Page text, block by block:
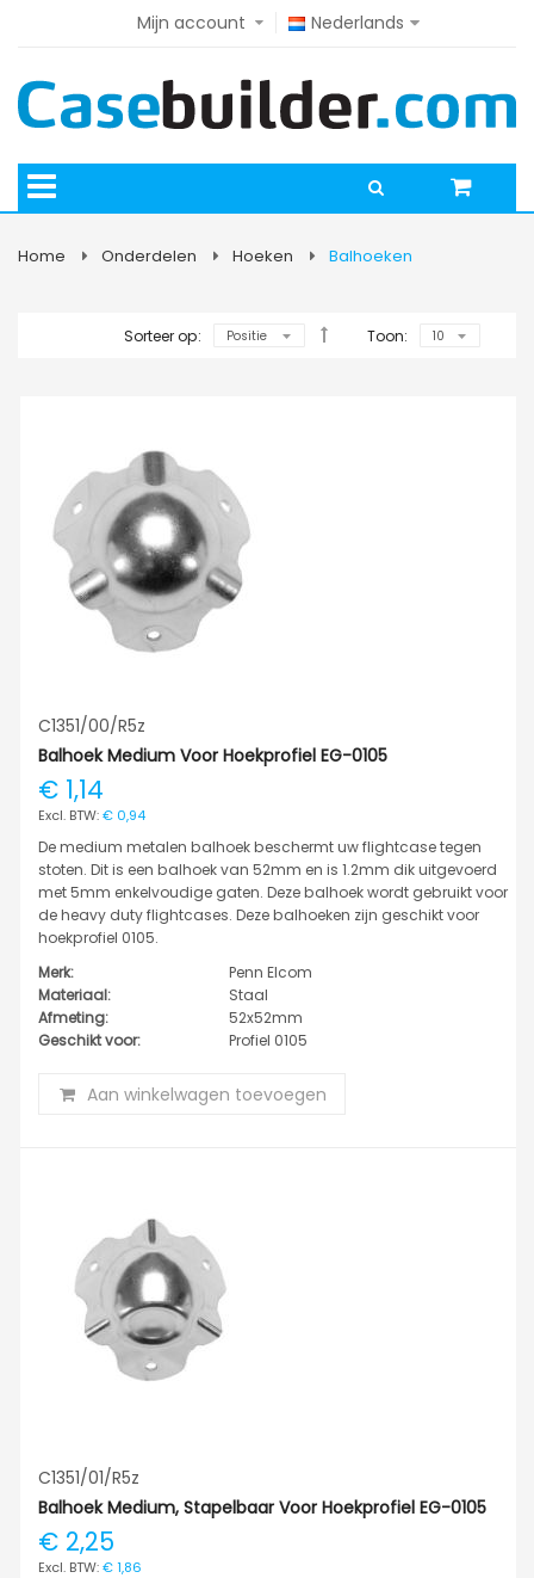
Nederlands
Mijn account
Home Onderdelen Hoeken Balhoeken
Sorteer op: Toon:
C1351/00/R5z
Balhoek Medium Voor Hoekprofiel EG-0105
€ 1,14
€ 0,94
De medium metalen balhoek beschermt uw flightcase tegen
stoten. Dit is een balhoek van 52mm en is 1.2mm dik uitgevoerd
met 5mm enkelvoudige gaten. Deze balhoek wordt gebruikt voor
de heavy duty flightcases. Deze balhoeken zijn geschikt voor
hoekprofiel 0105.
Merk:
Penn Elcom
Materiaal:
Staal
Afmeting:
52x52mm
Geschikt voor:
Profiel 0105
Aan winkelwagen toevoegen
C1351/01/R5z
Balhoek Medium, Stapelbaar Voor Hoekprofiel EG-0105
€ 2,25
€ 1,86